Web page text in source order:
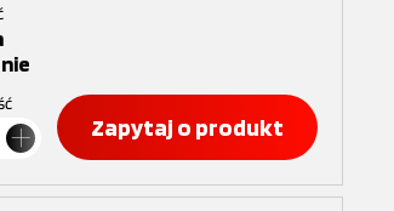
Zapytaj o produkt